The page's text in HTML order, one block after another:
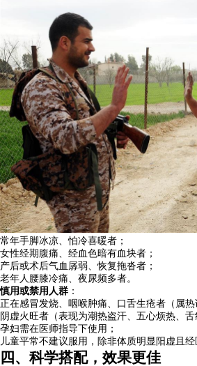
常年手脚冰凉、怕冷喜暖者；
女性经期腹痛、经血色暗有血块者；
产后或术后气血孱弱、恢复拖沓者；
老年人腰膝冷痛、夜尿频多者。
慎用或禁用人群 ：
正在感冒发烧、咽喉肿痛、口舌生疮者（属热
阴虚火旺者（表现为潮热盗汗、五心烦热、舌
孕妇需在医师指导下使用；
儿童平常不建议服用，除非体质明显阳虚且经
四、科学搭配，效果更佳